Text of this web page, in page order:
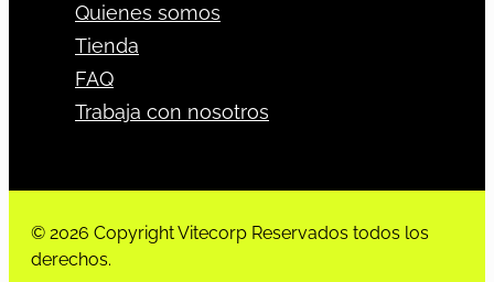
Quienes somos
Tienda
FAQ
Trabaja con nosotros
© 2026 Copyright Vitecorp Reservados todos los
derechos.